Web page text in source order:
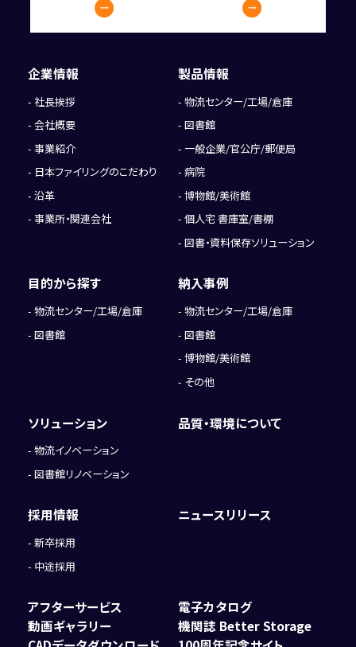
企業情報
社長挨拶
会社概要
事業紹介
日本ファイリングのこだわり
沿革
事業所・関連会社
製品情報
物流センター/工場/倉庫
図書館
一般企業/官公庁/郵便局
病院
博物館/美術館
個人宅 書庫室/書棚
図書・資料保存ソリューション
目的から探す
物流センター/工場/倉庫
図書館
納入事例
物流センター/工場/倉庫
図書館
博物館/美術館
その他
ソリューション
物流イノベーション
図書館リノベーション
品質・環境について
採用情報
新卒採用
中途採用
ニュースリリース
アフターサービス
電子カタログ
動画ギャラリー
機関誌 Better Storage